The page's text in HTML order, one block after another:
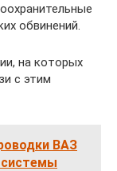
обвинений.
на которых
с этим
ВАЗ
системы